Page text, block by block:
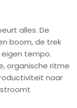
alles. De
boom, de trek
eigen tempo.
organische ritme
naar
stroomt